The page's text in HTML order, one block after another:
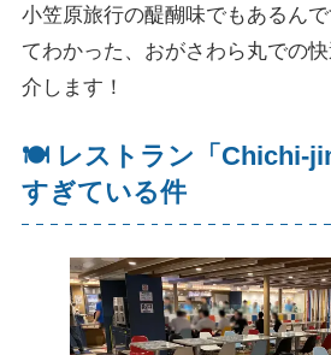
小笠原旅行の醍醐味でもあるん
てわかった、おがさわら丸での
介します！
🍽️ レストラン「Chichi-
すぎている件